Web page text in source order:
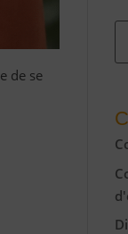
de se